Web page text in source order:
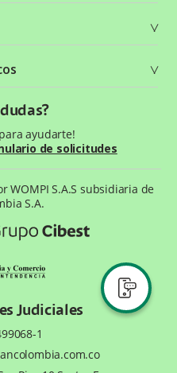
ayudarte!
de solicitudes
WOMPI S.A.S subsidiaria de
S.A.
Judiciales
1